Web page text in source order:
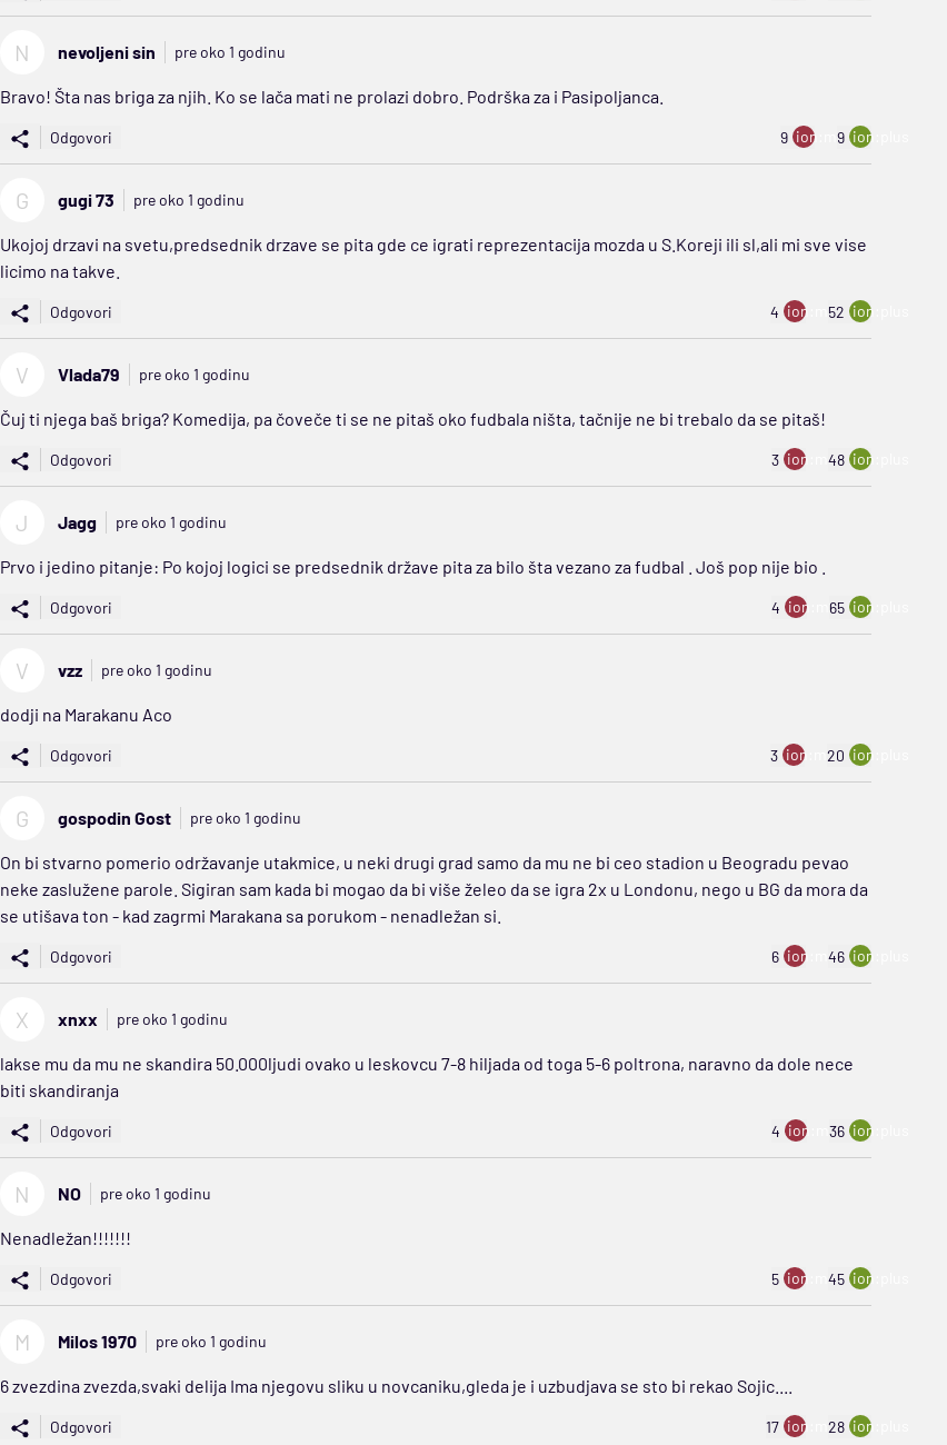
N nevoljeni sin pre oko 1 godinu
Bravo! Šta nas briga za njih. Ko se lača mati ne prolazi dobro. Podrška za i Pasipoljanca.
Odgovori 9 ion:minus
9 ion:plus
G gugi 73 pre oko 1 godinu
Ukojoj drzavi na svetu,predsednik drzave se pita gde ce igrati reprezentacija mozda u S.Koreji ili sl,ali mi sve vise
licimo na takve.
Odgovori 4 ion:minus
52 ion:plus
V Vlada79 pre oko 1 godinu
Čuj ti njega baš briga? Komedija, pa čoveče ti se ne pitaš oko fudbala ništa, tačnije ne bi trebalo da se pitaš!
Odgovori 3 ion:minus
48 ion:plus
J Jagg pre oko 1 godinu
Prvo i jedino pitanje: Po kojoj logici se predsednik države pita za bilo šta vezano za fudbal . Još pop nije bio .
Odgovori 4 ion:minus
65 ion:plus
V vzz pre oko 1 godinu
dodji na Marakanu Aco
Odgovori 3 ion:minus
20 ion:plus
G gospodin Gost pre oko 1 godinu
On bi stvarno pomerio održavanje utakmice, u neki drugi grad samo da mu ne bi ceo stadion u Beogradu pevao
neke zaslužene parole. Sigiran sam kada bi mogao da bi više želeo da se igra 2x u Londonu, nego u BG da mora da
se utišava ton - kad zagrmi Marakana sa porukom - nenadležan si.
Odgovori 6 ion:minus
46 ion:plus
X xnxx pre oko 1 godinu
lakse mu da mu ne skandira 50.000ljudi ovako u leskovcu 7-8 hiljada od toga 5-6 poltrona, naravno da dole nece
biti skandiranja
Odgovori 4 ion:minus
36 ion:plus
N NO pre oko 1 godinu
Nenadležan!!!!!!!
Odgovori 5 ion:minus
45 ion:plus
M Milos 1970 pre oko 1 godinu
6 zvezdina zvezda,svaki delija Ima njegovu sliku u novcaniku,gleda je i uzbudjava se sto bi rekao Sojic....
Odgovori 17 ion:minus
28 ion:plus